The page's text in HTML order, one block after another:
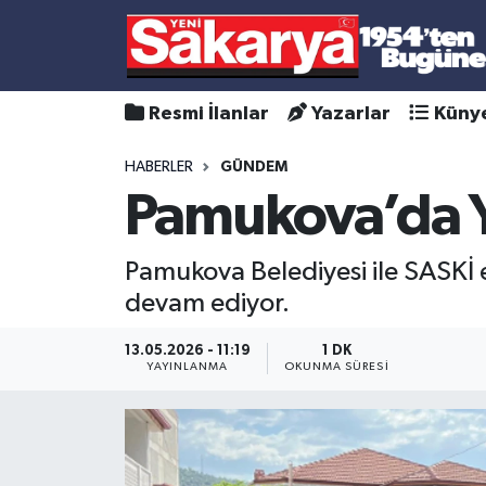
Resmi İlanlar Yazarlar
HABERLER GÜNDEM
Pamukova’da
Pamukova Belediyesi ile
devam ediyor.
13.05.2026 - 11:19
YAYINLANMA
1 DK
OKUNMA SÜRESI